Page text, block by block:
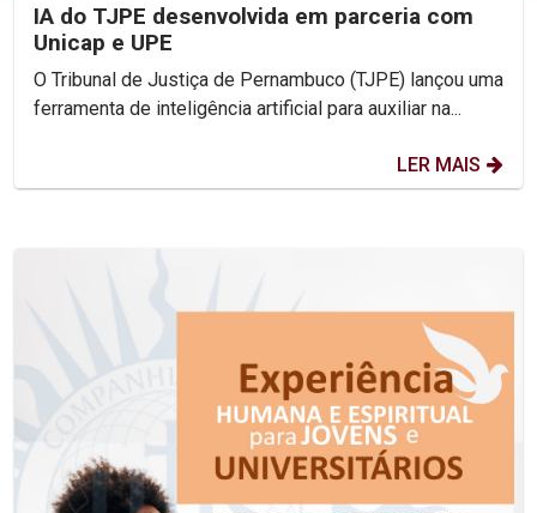
IA do TJPE desenvolvida em parceria com
Unicap e UPE
O Tribunal de Justiça de Pernambuco (TJPE) lançou uma
ferramenta de inteligência artificial para auxiliar na...
LER MAIS